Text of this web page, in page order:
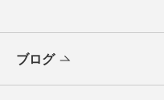
ブログ